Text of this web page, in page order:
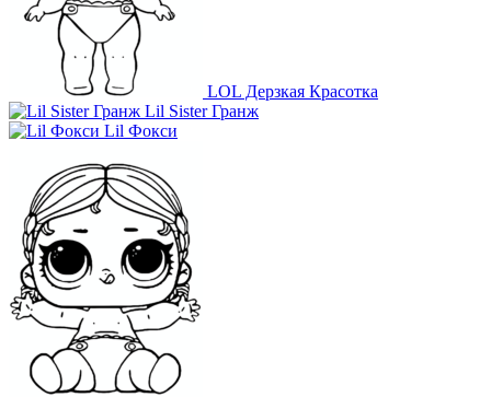
LOL Дерзкая Красотка
Lil Sister Гранж
Lil Фокси